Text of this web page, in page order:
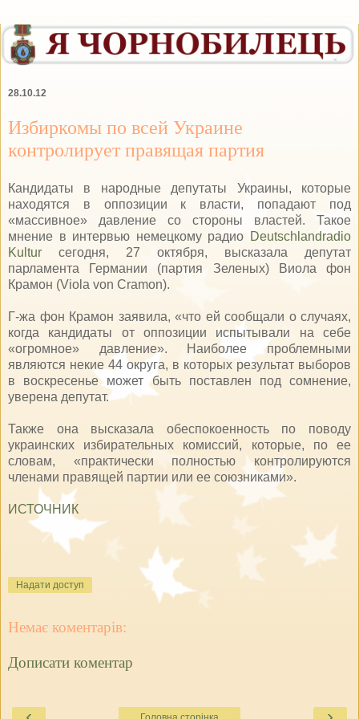
28.10.12
Избиркомы по всей Украине
контролирует правящая партия
Кандидаты в народные депутаты Украины, которые
находятся в оппозиции к власти, попадают под
«массивное» давление со стороны властей. Такое
мнение в интервью немецкому радио Deutschlandradio
Kultur сегодня, 27 октября, высказала депутат
парламента Германии (партия Зеленых) Виола фон
Крамон (Viola von Cramon).
Г-жа фон Крамон заявила, «что ей сообщали о случаях,
когда кандидаты от оппозиции испытывали на себе
«огромное» давление». Наиболее проблемными
являются некие 44 округа, в которых результат выборов
в воскресенье может быть поставлен под сомнение,
уверена депутат.
Также она высказала обеспокоенность по поводу
украинских избирательных комиссий, которые, по ее
словам, «практически полностью контролируются
членами правящей партии или ее союзниками».
ИСТОЧНИК
Надати доступ
Немає коментарів:
Дописати коментар